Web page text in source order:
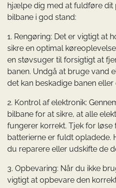
hjælpe dig med at fuldføre dit
bilbane i god stand:
1. Rengøring: Det er vigtigt at
sikre en optimal
en støvsuger til forsigtigt at
banen. Undgå at bruge vand
det kan beskadige banen eller
2. Kontrol af elektronik:
bilbane for at sikre, at alle
fungerer korrekt. Tjek for
batterierne er fuldt opladede.
du reparere eller udskifte de
3. Opbevaring: Når du ikke
vigtigt at opbevare den